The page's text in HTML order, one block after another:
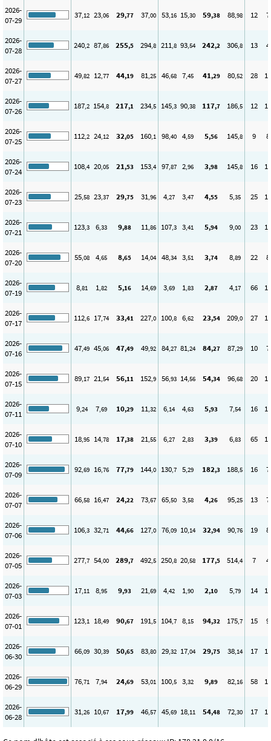
2026-
07-29
37,12 23,06 29,77 37,00 53,16 15,30 59,38 88,98 12 7
2026-
07-28
240,2 87,86 255,5 294,8 211,8 93,54 242,2 306,8 13 4
2026-
07-27
49,82 12,77 44,19 81,25 46,68 7,45 41,29 80,52 28 17
2026-
07-26
187,2 154,8 217,1 234,5 145,3 90,38 117,7 186,5 12 10
2026-
07-25
112,2 24,12 32,05 160,1 98,40 4,59 5,56 145,8 9 8
2026-
07-24
108,4 20,05 21,53 153,4 97,87 2,96 3,98 145,8 16 13
2026-
07-23
25,58 23,37 29,75 31,96 4,27 3,47 4,55 5,35 25 10
2026-
07-21
123,3 6,33 9,88 11,86 107,3 3,41 5,94 9,00 23 14
2026-
07-20
55,08 4,65 8,65 14,04 48,34 3,51 3,74 8,89 22 8
2026-
07-19
8,81 1,82 5,16 14,69 3,69 1,83 2,87 4,17 66 14
2026-
07-17
112,6 17,74 33,41 227,0 100,8 6,62 23,54 209,0 27 12
2026-
07-16
47,49 45,06 47,49 49,92 84,27 81,24 84,27 87,29 10 7
2026-
07-15
89,17 21,54 56,11 152,9 56,93 14,56 54,34 96,68 20 14
2026-
07-11
9,24 7,69 10,29 11,32 6,14 4,63 5,93 7,54 16 14
2026-
07-10
18,95 14,78 17,38 21,55 6,27 2,83 3,39 6,83 65 13
2026-
07-09
92,69 16,76 77,79 144,0 130,7 5,29 182,3 188,5 16 7
2026-
07-07
66,58 16,47 24,22 73,67 65,50 3,58 4,26 95,25 13 7
2026-
07-06
106,3 32,71 44,66 127,0 76,09 10,14 32,94 90,76 19 8
2026-
07-05
277,7 54,00 289,7 492,5 250,8 20,58 177,5 514,4 7 4
2026-
07-03
17,11 8,95 9,93 21,69 4,42 1,90 2,10 5,79 14 11
2026-
07-01
123,1 18,49 90,67 191,5 104,7 8,15 94,32 175,7 15 9
2026-
06-30
66,09 30,39 50,65 83,80 29,32 17,04 29,75 38,14 17 11
2026-
06-29
76,71 7,94 24,69 53,01 100,5 3,32 9,89 82,16 58 10
2026-
06-28
31,26 10,67 17,99 46,57 45,69 18,11 54,48 72,30 17 13